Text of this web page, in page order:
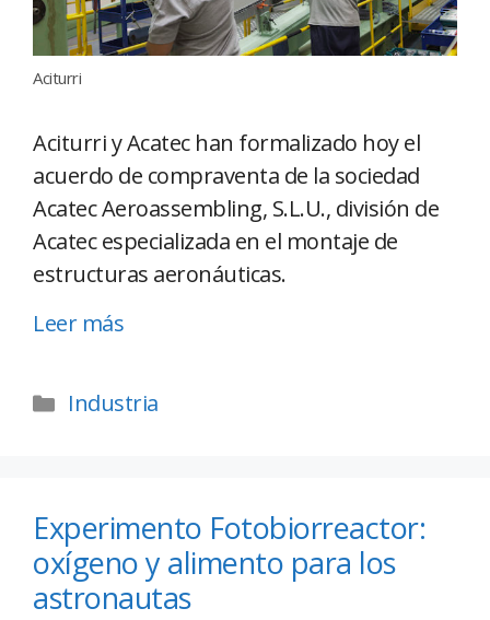
Aciturri
Aciturri y Acatec han formalizado hoy el
acuerdo de compraventa de la sociedad
Acatec Aeroassembling, S.L.U., división de
Acatec especializada en el montaje de
estructuras aeronáuticas.
Leer más
Industria
Experimento Fotobiorreactor:
oxígeno y alimento para los
astronautas